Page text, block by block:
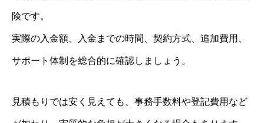
険です。
実際の入金額、入金までの時間、契約方式、追加費用、
サポート体制を総合的に確認しましょう。
見積もりでは安く見えても、事務手数料や登記費用など